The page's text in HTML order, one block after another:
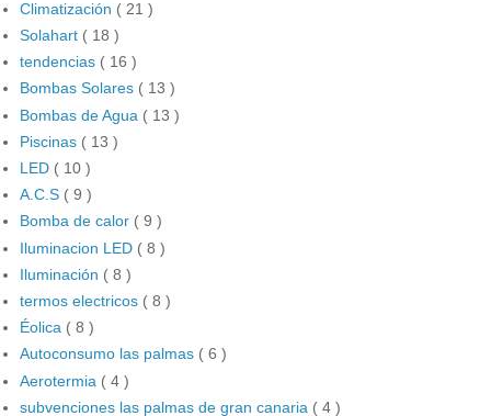
Climatización ( 21 )
Solahart ( 18 )
tendencias ( 16 )
Bombas Solares ( 13 )
Bombas de Agua ( 13 )
Piscinas ( 13 )
LED ( 10 )
A.C.S ( 9 )
Bomba de calor ( 9 )
Iluminacion LED ( 8 )
Iluminación ( 8 )
termos electricos ( 8 )
Éolica ( 8 )
Autoconsumo las palmas ( 6 )
Aerotermia ( 4 )
subvenciones las palmas de gran canaria ( 4 )